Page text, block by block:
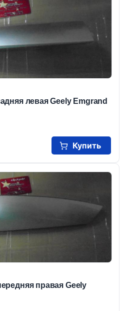
левая Geely Emgrand
Купить
правая Geely